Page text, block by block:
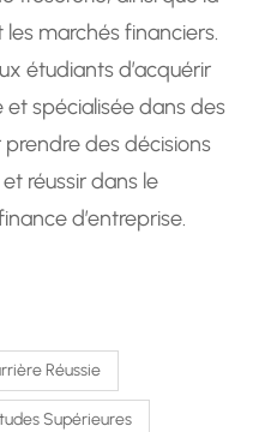
marchés financiers.
étudiants d’acquérir
spécialisée dans des
des décisions
réussir dans le
d’entreprise.
Réussie
Supérieures